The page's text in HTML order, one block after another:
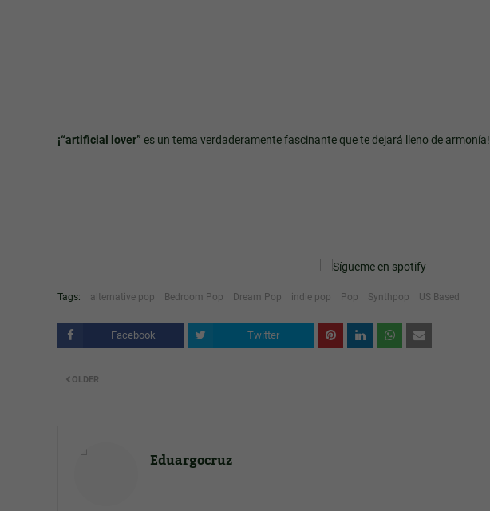
¡“artificial lover” es un tema verdaderamente fascinante que te dejará lleno de armonía!
Tags: alternative pop Bedroom Pop Dream Pop indie pop Pop Synthpop US Based
Facebook Twitter
OLDER
Eduargocruz